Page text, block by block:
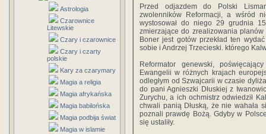
Astrologia
Czarownice
Litewskie
Czary i czarownice
Czary i czarty
polskie
Kary za czarymary
Magia a religia
Magia afrykańska
Magia babilońska
Magia podbija świat
Magia w islamie
Przed odjazdem do Polski
zwolenników Reformacji, a wśród
wystosował do niego 29 grudnia
zmierzające do zrealizowania
Boner jest gotów przekład ten wydać
sobie i Andrzej Trzecieski. którego
Reformator genewski,
Ewangelii w różnych krajach
odległym od Szwajcarii w czasie
do pani Agnieszki Dłuskiej z
Zurychu, a ich ochmistrz odwiedził
chwali panią Dłuską, że nie wahała
poznali prawdę Bożą. Gdyby w
się ustaliły.